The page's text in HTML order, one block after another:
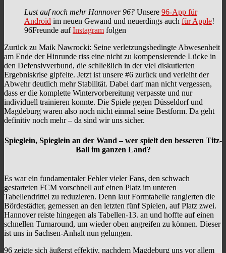
Lust auf noch mehr Hannover 96? Unsere 96-App für
Android im neuen Gewand und neuerdings auch für Apple!
96Freunde aufInstagram folgen
Zurück zu Maik Nawrocki: Seine verletzungsbedingte Abwesenheit
am Ende der Hinrunde riss eine nicht zu kompensierende Lücke in
den Defensivverbund, die schließlich in der viel diskutierten
Ergebniskrise gipfelte. Jetzt ist unsere #6 zurück und verleiht der
Abwehr deutlich mehr Stabilität. Dabei darf man nicht vergessen,
dass er die komplette Wintervorbereitung verpasste und nur
individuell trainieren konnte. Die Spiele gegen Düsseldorf und
Magdeburg waren also noch nicht einmal seine Bestform. Da geht
definitiv noch mehr – da sind wir uns sicher.
Spieglein, Spieglein an der Wand – wer spielt den besseren Titz-
Ball im ganzen Land?
Es war ein fundamentaler Fehler vieler Fans, den schwach
gestarteten FCM vorschnell auf einen Platz im unteren
Tabellendrittel zu reduzieren. Denn laut Formtabelle rangierten die
Bördestädter, gemessen an den letzten fünf Spielen, auf Platz zwei.
Hannover reiste hingegen als Tabellen-13. an und hoffte auf einen
schnellen Turnaround, um wieder oben angreifen zu können. Dieser
ist uns in Sachsen-Anhalt nun gelungen.
96 zeigte sich äußerst effektiv, nachdem Magdeburg uns vor allem